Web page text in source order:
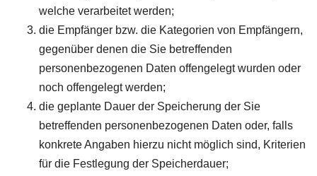
welche verarbeitet werden;
die Empfänger bzw. die Kategorien von Empfängern,
gegenüber denen die Sie betreffenden
personenbezogenen Daten offengelegt wurden oder
noch offengelegt werden;
die geplante Dauer der Speicherung der Sie
betreffenden personenbezogenen Daten oder, falls
konkrete Angaben hierzu nicht möglich sind, Kriterien
für die Festlegung der Speicherdauer;